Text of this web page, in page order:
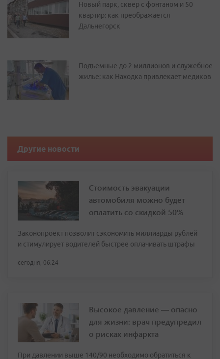
Новый парк, сквер с фонтаном и 50
квартир: как преображается
Дальнегорск
Подъемные до 2 миллионов и служебное
жилье: как Находка привлекает медиков
Другие новости
Стоимость эвакуации
автомобиля можно будет
оплатить со скидкой 50%
Законопроект позволит сэкономить миллиарды рублей
и стимулирует водителей быстрее оплачивать штрафы
сегодня, 06:24
Высокое давление — опасно
для жизни: врач предупредил
о рисках инфаркта
При давлении выше 140/90 необходимо обратиться к